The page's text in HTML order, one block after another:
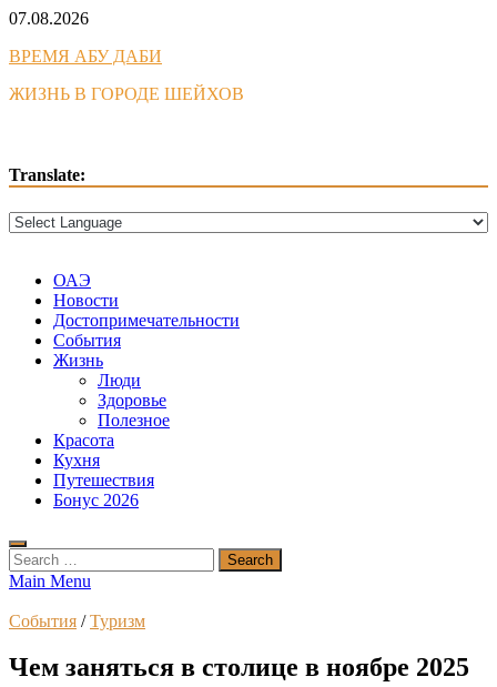
Skip
content
07.08.2026
ВРЕМЯ АБУ ДАБИ
ЖИЗНЬ В ГОРОДЕ ШЕЙХОВ
Translate:
ОАЭ
Новости
Достопримечательности
События
Жизнь
Люди
Здоровье
Полезное
Красота
Кухня
Путешествия
Бонус 2026
Search
for:
Main Menu
События /Туризм
Чем заняться в столице в ноябре 2025